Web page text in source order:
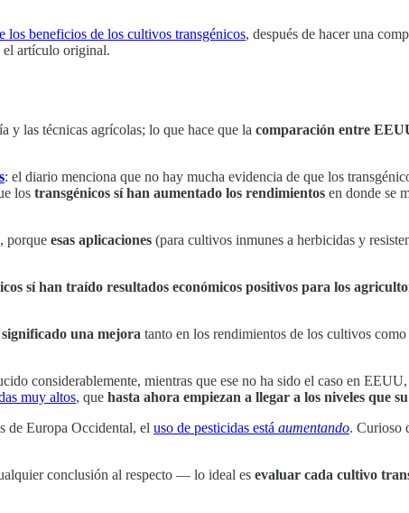
los beneficios de los cultivos transgénicos, después de hacer una
el artículo original.
y las técnicas agrícolas; lo que hace que la comparación entre
: el diario menciona que no hay mucha evidencia de que los
los transgénicos sí han aumentado los rendimientos en donde se
, porque esas aplicaciones (para cultivos inmunes a herbicidas y
sí han traído resultados económicos positivos para los
una mejora tanto en los rendimientos de los cultivos
considerablemente, mientras que ese no ha sido el caso en
muy altos, que hasta ahora empiezan a llegar a los niveles que
de Europa Occidental, el uso de pesticidas está aumentando. Curioso
conclusión al respecto — lo ideal es evaluar cada cultivo